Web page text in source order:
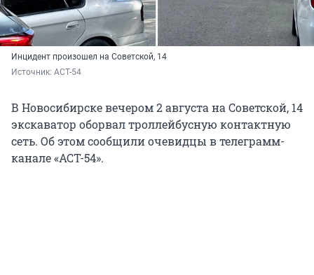
Инцидент произошел на Советской, 14
Источник: АСТ-54
В Новосибирске вечером 2 августа на Советской, 14
экскаватор оборвал троллейбусную контактную
сеть. Об этом сообщили очевидцы в телеграмм-
канале «АСТ-54».